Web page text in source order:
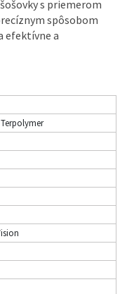
s priemerom
spôsobom
efektívne a